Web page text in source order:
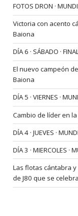
FOTOS DRON ·
Victoria con acento
Baiona
DÍA 6 · SÁBADO ·
El nuevo campeón
Baiona
DÍA 5 · VIERNES ·
Cambio de líder en
DÍA 4 · JUEVES ·
DÍA 3 · MIERCOLES ·
Las flotas cántabra
de J80 que se